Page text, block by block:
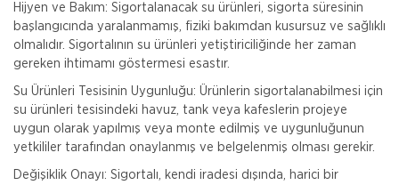
Hijyen ve Bakım: Sigortalanacak su ürünleri, sigorta süresinin
başlangıcında yaralanmamış, fiziki bakımdan kusursuz ve sağlıklı
olmalıdır. Sigortalının su ürünleri yetiştiriciliğinde her zaman
gereken ihtimamı göstermesi esastır.
Su Ürünleri Tesisinin Uygunluğu: Ürünlerin sigortalanabilmesi için
su ürünleri tesisindeki havuz, tank veya kafeslerin projeye
uygun olarak yapılmış veya monte edilmiş ve uygunluğunun
yetkililer tarafından onaylanmış ve belgelenmiş olması gerekir.
Değişiklik Onayı: Sigortalı, kendi iradesi dışında, harici bir